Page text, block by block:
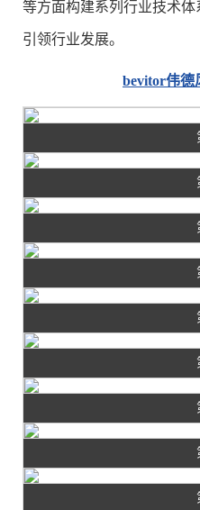
等方面构建系列行业技术
引领行业发展。
bevitor伟德